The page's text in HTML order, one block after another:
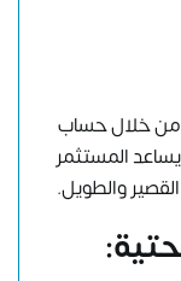
من خلال حساب
يساعد المستثمر
والطويل.